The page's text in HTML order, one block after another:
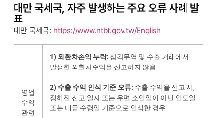
대만 국세국, 자주 발생하는 주요 오류 사례 발
표
대만 국세국: https://www.ntbt.gov.tw/English
영업
수익
관련
1) 외환차손익 누락: 삼각무역 및 수출 거래에서
발생한 외환차수익을 신고하지 않음
2) 수출 수익 인식 기준 오류: 수출 수익을 신고 시,
정해진 신고 일자 또는 우편 소인일이 아닌 인도일
또는 대금 수령일 기준으로 인식한 경우